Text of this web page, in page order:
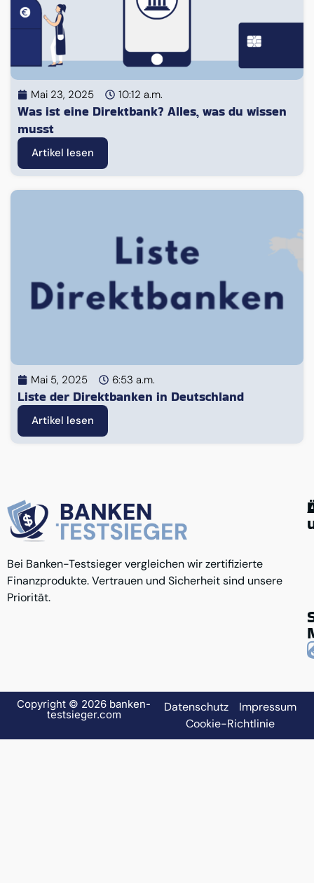
Mai 23, 2025 10:12 a.m.
Was ist eine Direktbank? Alles, was du wissen
musst
Artikel lesen
Mai 5, 2025 6:53 a.m.
Liste der Direktbanken in Deutschland
Artikel lesen
Bei Banken-Testsieger vergleichen wir zertifizierte
Finanzprodukte. Vertrauen und Sicherheit sind unsere
Priorität.
Copyright © 2026 banken-
testsieger.com
Datenschutz
Impressum
Cookie-Richtlinie